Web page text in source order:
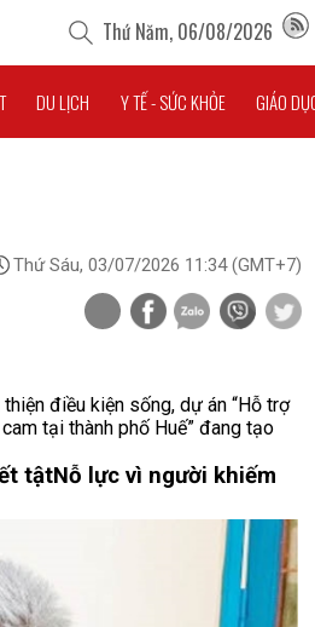
Thứ Năm, 06/08/2026
DU LỊCH Y TẾ - SỨC KHỎE GIÁO
Thứ Sáu, 03/07/2026 11:34(GMT+7)
điều kiện sống, dự án “Hỗ trợ
tại thành phố Huế” đang tạo
tậtNỗ lực vì người khiếm